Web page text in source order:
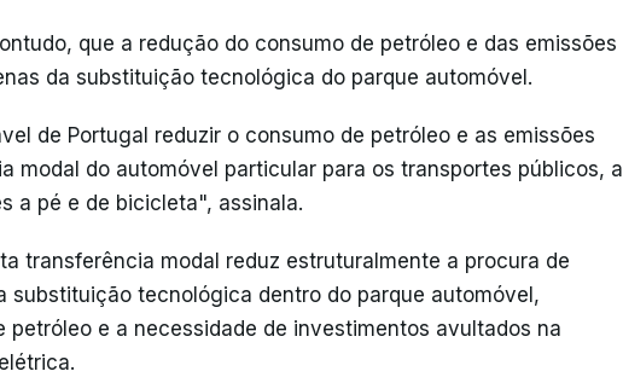
que a redução do consumo de petróleo e das emissões
da substituição tecnológica do parque automóvel.
de Portugal reduzir o consumo de petróleo e as emissões
modal do automóvel particular para os transportes públicos, a
a pé e de bicicleta", assinala.
transferência modal reduz estruturalmente a procura de
substituição tecnológica dentro do parque automóvel,
petróleo e a necessidade de investimentos avultados na